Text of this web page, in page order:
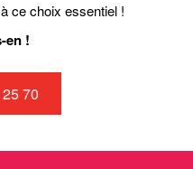
ce choix essentiel !
en !
70